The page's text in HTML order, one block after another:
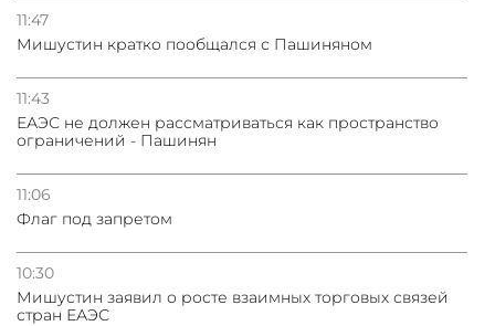
11:47
Мишустин кратко пообщался с Пашиняном
11:43
ЕАЭС не должен рассматриваться как пространство
ограничений - Пашинян
11:06
Флаг под запретом
10:30
Мишустин заявил о росте взаимных торговых связей
стран ЕАЭС